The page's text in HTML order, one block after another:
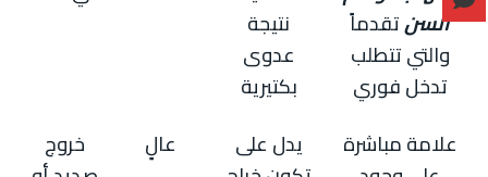
السنتقدماً
والتي تتطلب
تدخل فوري
نتيجة
عدوى
بكتيرية
علامة مباشرة
يدل على
عالٍ
خروج